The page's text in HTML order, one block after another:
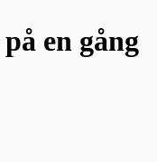
på en gång